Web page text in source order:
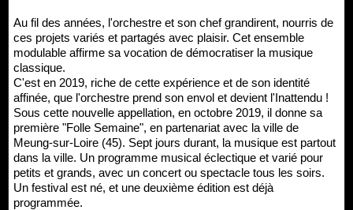
Au fil des années, l'orchestre et son chef grandirent, nourris de
ces projets variés et partagés avec plaisir. Cet ensemble
modulable affirme sa vocation de démocratiser la musique
classique.
C'est en 2019, riche de cette expérience et de son identité
affinée, que l'orchestre prend son envol et devient l'Inattendu !
Sous cette nouvelle appellation, en octobre 2019, il donne sa
première "Folle Semaine", en partenariat avec la ville de
Meung-sur-Loire (45). Sept jours durant, la musique est partout
dans la ville. Un programme musical éclectique et varié pour
petits et grands, avec un concert ou spectacle tous les soirs.
Un festival est né, et une deuxième édition est déjà
programmée.